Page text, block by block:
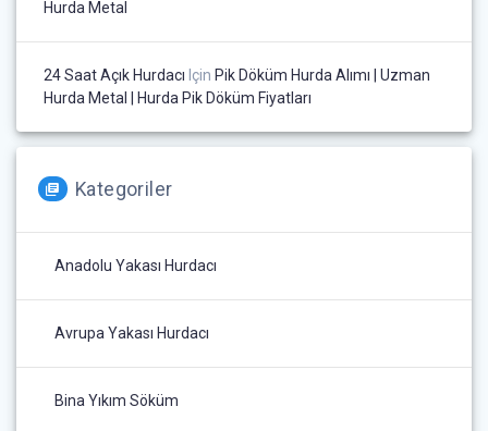
Hurda Metal
24 Saat Açık Hurdacı Için Pik Döküm Hurda Alımı | Uzman
Hurda Metal | Hurda Pik Döküm Fiyatları
Kategoriler
Anadolu Yakası Hurdacı
Avrupa Yakası Hurdacı
Bina Yıkım Söküm